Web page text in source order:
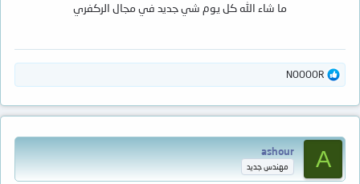
ما شاء الله كل يوم شي جديد في مجال الركفري
ا
ل
ع
ل
ا
ت
NOOOOR
A
ashour
مهندس جديد